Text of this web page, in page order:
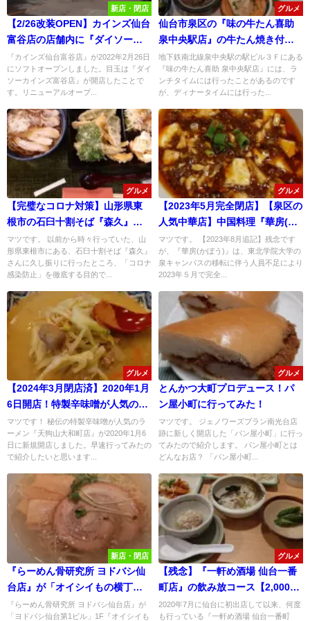
新店・閉店
【2/26改装OPEN】カインズ仙台
富谷店の店舗内に『ダイソーカ
インズ富谷店』ができていた！
『カインズ仙台富谷店』が2022年2月26日
にソフトオープンしました。目玉は『ダイ
ソーカインズ富谷店』が開店したことで
す。リニューアルオープ...
グルメ
仙台市泉区の『味の牛たん喜助
泉中央駅店』の牛たん焼き付き
「晩酌セット」が安くて旨くて
大満足！
地下鉄南北線泉中央駅の駅ビル３Ｆにある
『味の牛たん喜助 泉中央駅店』には、ラ
ンチタイムには行ったことがあるのです
が、ディナータイムには行った...
グルメ
【完璧なコロナ対策】山形県東
根市の石臼十割そば『森久』は
「野菜てんぷら・サラダ・漬
物」盛り放題のセルフスタイル
になっていた！
マツです。 以前から時々行っていた、山
形県東根市にある、石臼十割そば『森久』
さんに久し振りに行ったところ、「コロナ
感染防止」を徹底する目的で...
グルメ
【2023年5月完全閉店】【泉区の
人気中華店】中国料理『華房(か
ぼう)』の「麻婆豆腐」が滅茶苦
茶旨かった！
マツです。 【2023年8月追記】残念です
が、『華房(かぼう)』は、東北学院大学の
泉キャンパスの移転に伴う人員不足により
2023年５月で完全...
グルメ
【2024年3月閉店済】2020年1月
6日開店！特製辛味噌が人気の
『天狗山 大和町店』に行ってみ
た！
マツです！ 秘伝の特製辛味噌が人気のラ
ーメン『天狗山大和町店』が2020年1月6
日に新規開店しました。早速行ってみたの
で紹介したいと思います...
グルメ
とんかつ大町プロデュース！パ
ン屋小町に行ってみた！
マツです。 ジェノワーズブラン南光台店
跡に新しく開店した「パン屋小町」に行っ
てみたので紹介します。 パン屋小町とは
どんなお店？ 「パン屋小町...
新店・閉店
『らーめん骨研究所 ヨドバシ仙
台店』が「オイシイもの横丁」
に12/22(金)にオープンしたので
行ってみた！
『らーめん骨研究所 ヨドバシ仙台店』が
「ヨドバシ仙台第1ビル」1F『オイシイも
グルメ
【残念】『一軒め酒場 仙台一番
町店』の飲み放コース【2,000
円】が【2,500円】に値上げにな
ったみたい！
2020年7月に仙台に初出店して以来、何度
も行っている『一軒め酒場 仙台一番町